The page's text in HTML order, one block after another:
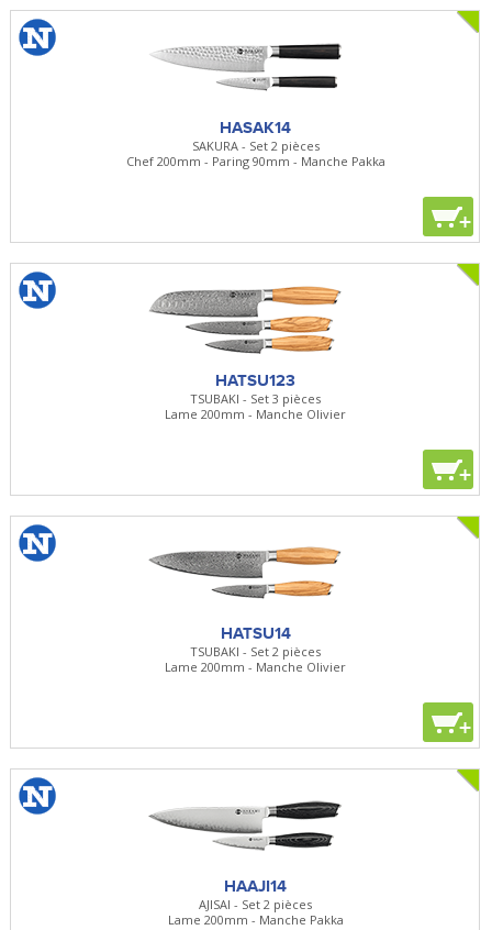
HASAK14
SAKURA - Set 2 pièces
Chef 200mm - Paring 90mm - Manche Pakka
+
HATSU123
TSUBAKI - Set 3 pièces
Lame 200mm - Manche Olivier
+
HATSU14
TSUBAKI - Set 2 pièces
Lame 200mm - Manche Olivier
+
HAAJI14
AJISAI - Set 2 pièces
Lame 200mm - Manche Pakka